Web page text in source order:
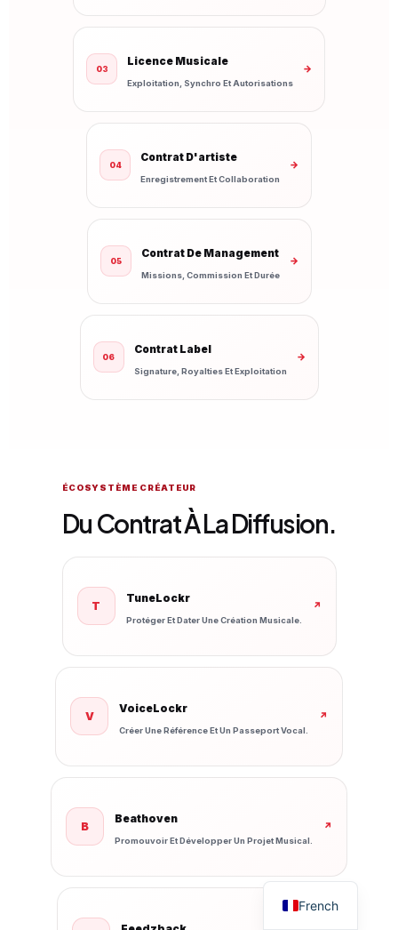
03
Licence Musicale
Exploitation, Synchro Et Autorisations
→
04
Contrat D'artiste
Enregistrement Et Collaboration
→
05
Contrat De Management
Missions, Commission Et Durée
→
06
Contrat Label
Signature, Royalties Et Exploitation
→
ÉCOSYSTÈME CRÉATEUR
Du Contrat À La Diffusion.
T
TuneLockr
Protéger Et Dater Une Création Musicale.
↗
V
VoiceLockr
Créer Une Référence Et Un Passeport Vocal.
↗
B
Beathoven
Promouvoir Et Développer Un Projet Musical.
↗
French